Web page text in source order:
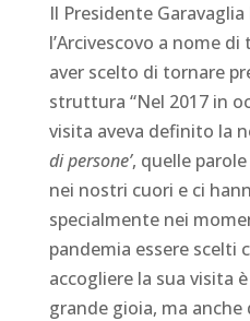
Il Presidente
l’Arcivescovo a nome
aver scelto di tornare
struttura “Nel 2017 in
visita aveva definito la
di persone’, quelle
nei nostri cuori e ci
specialmente nei
pandemia essere scelti
accogliere la sua visita
grande gioia, ma anche